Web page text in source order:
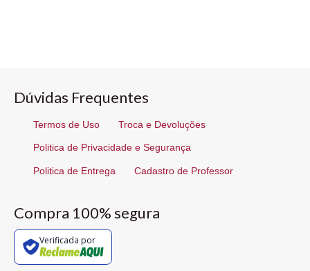
Dúvidas Frequentes
Termos de Uso Troca e Devoluções
Politica de Privacidade e Segurança
Politica de Entrega Cadastro de Professor
Compra 100% segura
Verificada por